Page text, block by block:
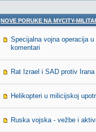
NOVE PORUKE NA MYCITY-
Specijalna vojna operacija u
komentari
Rat Izrael i SAD protiv Irana
Helikopteri u milicijskoj
Ruska vojska - vežbe i